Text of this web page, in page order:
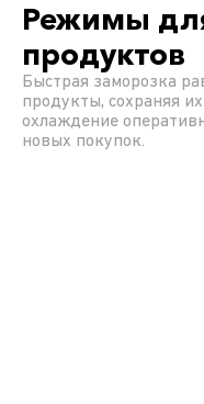
Режимы
продуктов
Быстрая заморозка
продукты, сохраняя
охлаждение
новых покупок.